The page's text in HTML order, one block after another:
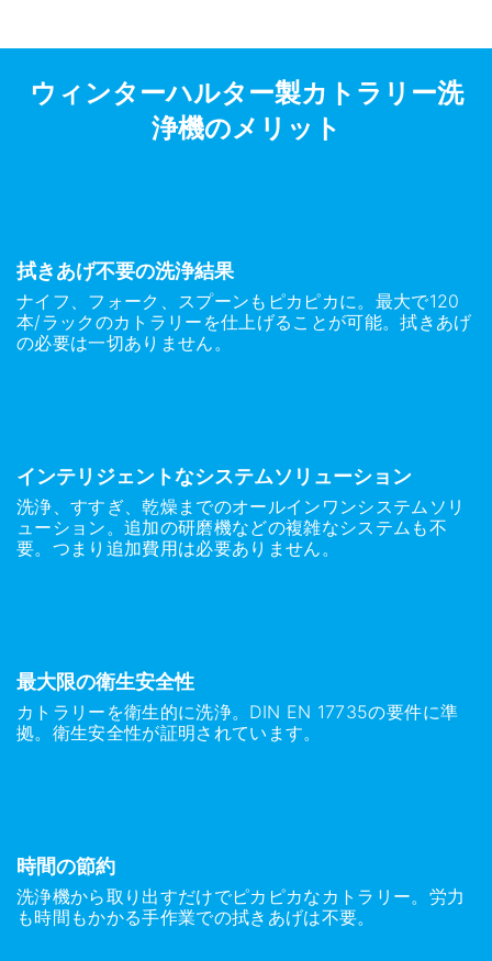
ウィンターハルター製カトラリー洗
浄機のメリット
拭きあげ不要の洗浄結果
ナイフ、フォーク、スプーンもピカピカに。最大で120
本/ラックのカトラリーを仕上げることが可能。拭きあげ
の必要は一切ありません。
インテリジェントなシステムソリューション
洗浄、すすぎ、乾燥までのオールインワンシステムソリ
ューション。追加の研磨機などの複雑なシステムも不
要。つまり追加費用は必要ありません。
最大限の衛生安全性
カトラリーを衛生的に洗浄。DIN EN 17735の要件に準
拠。衛生安全性が証明されています。
時間の節約
洗浄機から取り出すだけでピカピカなカトラリー。労力
も時間もかかる手作業での拭きあげは不要。